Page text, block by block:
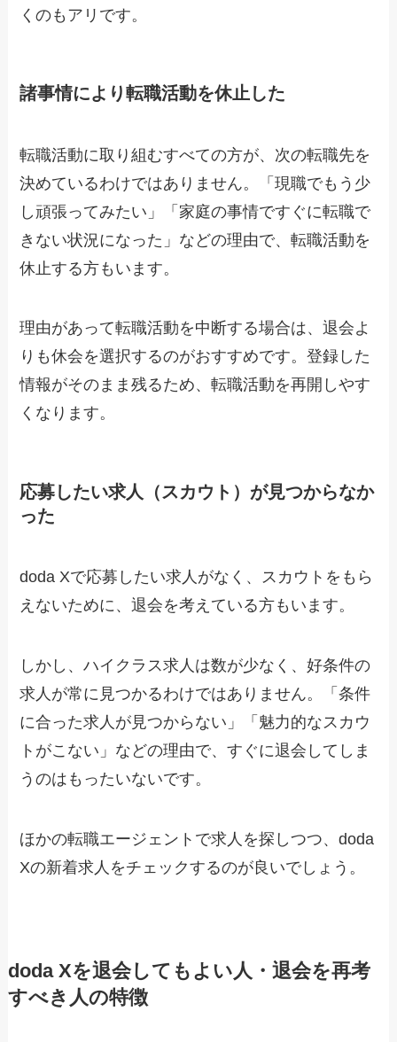
くのもアリです。
諸事情により転職活動を休止した
転職活動に取り組むすべての方が、次の転職先を
決めているわけではありません。「現職でもう少
し頑張ってみたい」「家庭の事情ですぐに転職で
きない状況になった」などの理由で、転職活動を
休止する方もいます。
理由があって転職活動を中断する場合は、退会よ
りも休会を選択するのがおすすめです。登録した
情報がそのまま残るため、転職活動を再開しやす
くなります。
応募したい求人（スカウト）が見つからなか
った
doda Xで応募したい求人がなく、スカウトをもら
えないために、退会を考えている方もいます。
しかし、ハイクラス求人は数が少なく、好条件の
求人が常に見つかるわけではありません。「条件
に合った求人が見つからない」「魅力的なスカウ
トがこない」などの理由で、すぐに退会してしま
うのはもったいないです。
ほかの転職エージェントで求人を探しつつ、doda
Xの新着求人をチェックするのが良いでしょう。
doda Xを退会してもよい人・退会を再考
すべき人の特徴